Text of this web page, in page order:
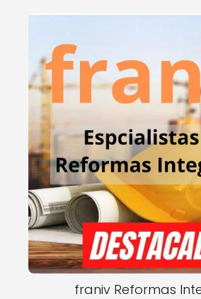
franiv Reformas